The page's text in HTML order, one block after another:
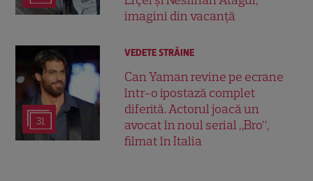
imagini din vacanță
31
VEDETE STRĂINE
Can Yaman revine pe ecrane
într-o ipostază complet
diferită. Actorul joacă un
avocat în noul serial „Bro”,
filmat în Italia